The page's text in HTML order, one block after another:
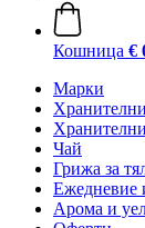
Кошница €
Марки
Чай
Грижа за
Ежедневие
Арома и